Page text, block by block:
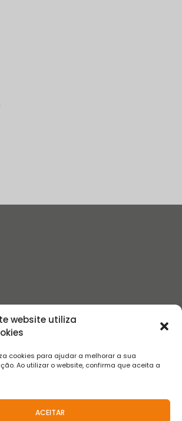
website utiliza
cookies para ajudar a melhorar a sua
Ao utilizar o website, confirma que aceita a
ACEITAR
Aviso de Privacidade